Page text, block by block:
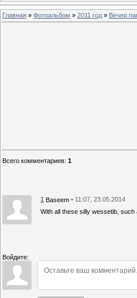
Главная » Фотоальбом » 2011 год » Вечер
Всего комментариев: 1
1 Baseem • 11:07, 23.05.2014
With all these silly wessetib,
Войдите: